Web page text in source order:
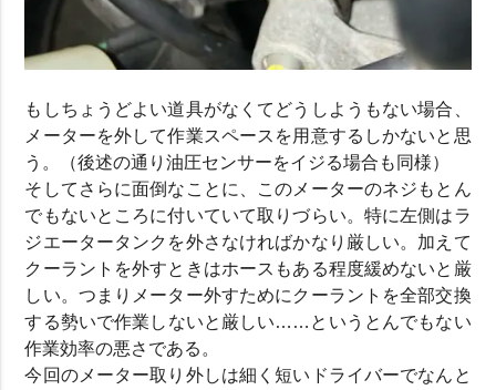
もしちょうどよい道具がなくてどうしようもない場合、
メーターを外して作業スペースを用意するしかないと思
う。（後述の通り油圧センサーをイジる場合も同様）
そしてさらに面倒なことに、このメーターのネジもとん
でもないところに付いていて取りづらい。特に左側はラ
ジエータータンクを外さなければかなり厳しい。加えて
クーラントを外すときはホースもある程度緩めないと厳
しい。つまりメーター外すためにクーラントを全部交換
する勢いで作業しないと厳しい……というとんでもない
作業効率の悪さである。
今回のメーター取り外しは細く短いドライバーでなんと